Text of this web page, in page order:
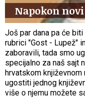
Napokon novi
Još par dana pa će
rubrici "Gost - Lupež"
zaboravili, tada smo
specijalno za naš sajt
hrvatskom književnom
ugostiti jednog
više o njemu možete